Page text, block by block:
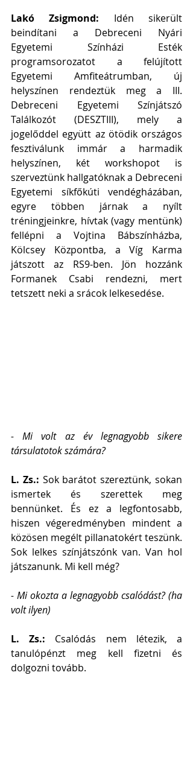
Lakó Zsigmond: Idén sikerült
beindítani a Debreceni Nyári
Egyetemi Színházi Esték
programsorozatot a felújított
Egyetemi Amfiteátrumban, új
helyszínen rendeztük meg a III.
Debreceni Egyetemi Színjátszó
Találkozót (DESZTIII), mely a
jogelőddel együtt az ötödik országos
fesztiválunk immár a harmadik
helyszínen, két workshopot is
szerveztünk hallgatóknak a Debreceni
Egyetemi síkfőkúti vendégházában,
egyre többen járnak a nyílt
tréningjeinkre, hívtak (vagy mentünk)
fellépni a Vojtina Bábszínházba,
Kölcsey Központba, a Víg Karma
játszott az RS9-ben. Jön hozzánk
Formanek Csabi rendezni, mert
tetszett neki a srácok lelkesedése.
- Mi volt az év legnagyobb sikere
társulatotok számára?
L. Zs.: Sok barátot szereztünk, sokan
ismertek és szerettek meg
bennünket. És ez a legfontosabb,
hiszen végeredményben mindent a
közösen megélt pillanatokért teszünk.
Sok lelkes színjátszónk van. Van hol
játszanunk. Mi kell még?
- Mi okozta a legnagyobb csalódást? (ha
volt ilyen)
L. Zs.: Csalódás nem létezik, a
tanulópénzt meg kell fizetni és
dolgozni tovább.